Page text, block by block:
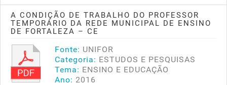
A CONDIÇÃO DE TRABALHO DO PROFESSOR
TEMPORÁRIO DA REDE MUNICIPAL DE ENSINO
DE FORTALEZA – CE
Fonte: UNIFOR
Categoria: ESTUDOS E PESQUISAS
Tema: ENSINO E EDUCAÇÃO
Ano: 2016